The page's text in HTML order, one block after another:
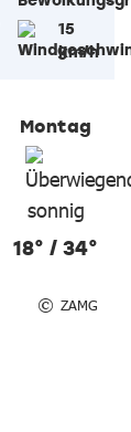
15
km/h
Montag
18° / 34°
ZAMG